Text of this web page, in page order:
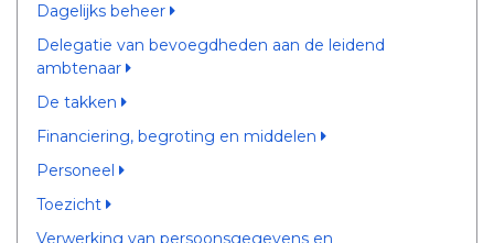
Dagelijks beheer
Delegatie van bevoegdheden aan de leidend
ambtenaar
De takken
Financiering, begroting en middelen
Personeel
Toezicht
Verwerking van persoonsgegevens en